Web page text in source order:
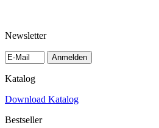
Newsletter
Anmelden
Katalog
Download Katalog
Bestseller